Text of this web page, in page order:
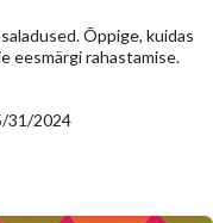
Õppige, kuidas
eesmärgi rahastamise.
31/2024